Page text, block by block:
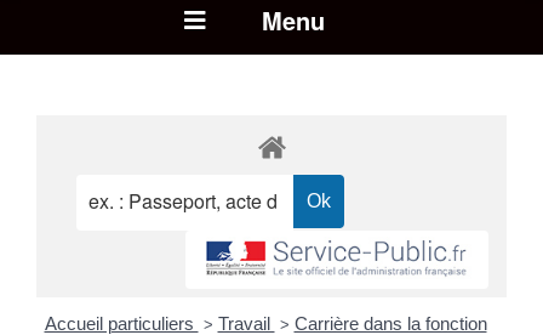
Open Menu
Accueil particuliers > Travail > Carrière dans la fonction